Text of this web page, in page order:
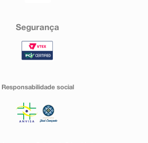
Segurança
Responsabilidade social